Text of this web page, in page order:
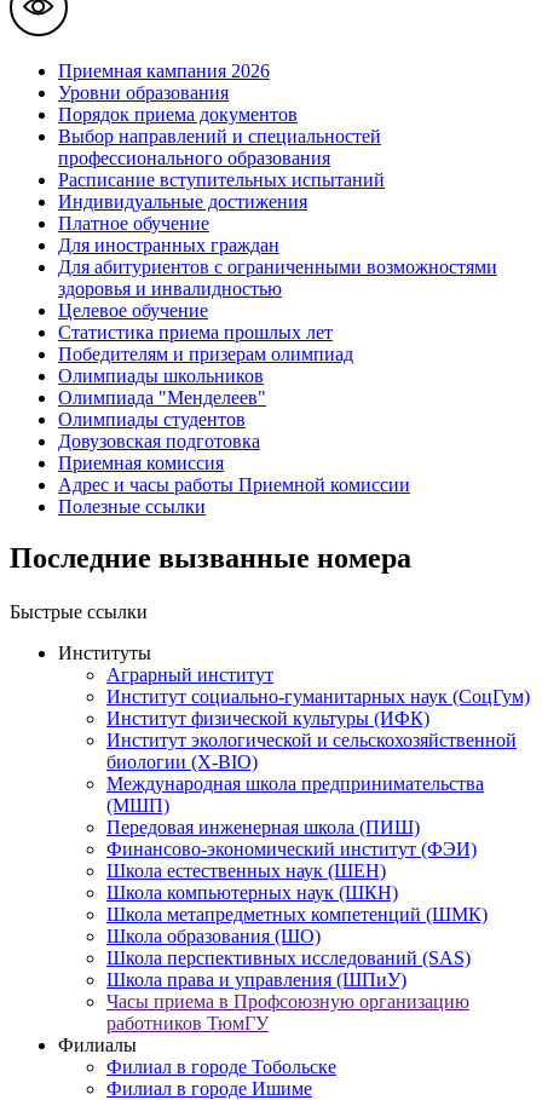
Приемная кампания 2026
Уровни образования
Порядок приема документов
Выбор направлений и специальностей
профессионального образования
Расписание вступительных испытаний
Индивидуальные достижения
Платное обучение
Для иностранных граждан
Для абитуриентов с ограниченными возможностями
здоровья и инвалидностью
Целевое обучение
Статистика приема прошлых лет
Победителям и призерам олимпиад
Олимпиады школьников
Олимпиада "Менделеев"
Олимпиады студентов
Довузовская подготовка
Приемная комиссия
Адрес и часы работы Приемной комиссии
Полезные ссылки
Последние вызванные номера
Быстрые ссылки
Институты
Аграрный институт
Институт социально-гуманитарных наук (СоцГум)
Институт физической культуры (ИФК)
Институт экологической и сельскохозяйственной
биологии (X-BIO)
Международная школа предпринимательства
(МШП)
Передовая инженерная школа (ПИШ)
Финансово-экономический институт (ФЭИ)
Школа естественных наук (ШЕН)
Школа компьютерных наук (ШКН)
Школа метапредметных компетенций (ШМК)
Школа образования (ШО)
Школа перспективных исследований (SAS)
Школа права и управления (ШПиУ)
Часы приема в Профсоюзную организацию
работников ТюмГУ
Филиалы
Филиал в городе Тобольске
Филиал в городе Ишиме